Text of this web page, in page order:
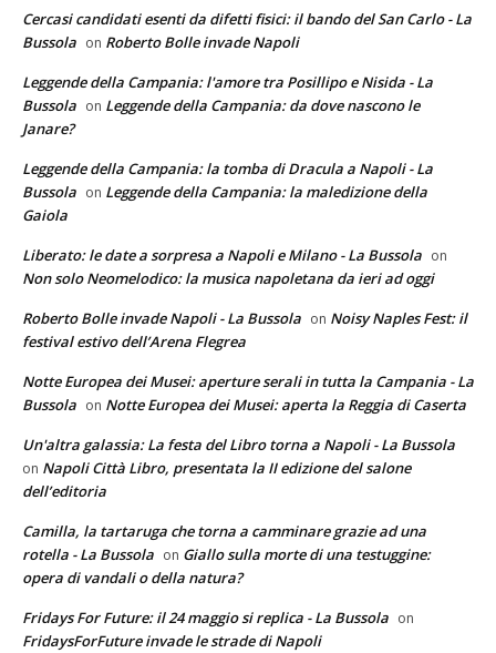
Cercasi candidati esenti da difetti fisici: il bando del San Carlo - La
Bussola on Roberto Bolle invade Napoli
Leggende della Campania: l'amore tra Posillipo e Nisida - La
Bussola on Leggende della Campania: da dove nascono le
Janare?
Leggende della Campania: la tomba di Dracula a Napoli - La
Bussola on Leggende della Campania: la maledizione della
Gaiola
Liberato: le date a sorpresa a Napoli e Milano - La Bussola on
Non solo Neomelodico: la musica napoletana da ieri ad oggi
Roberto Bolle invade Napoli - La Bussola on Noisy Naples Fest: il
festival estivo dell’Arena Flegrea
Notte Europea dei Musei: aperture serali in tutta la Campania - La
Bussola on Notte Europea dei Musei: aperta la Reggia di Caserta
Un'altra galassia: La festa del Libro torna a Napoli - La Bussola
on Napoli Città Libro, presentata la II edizione del salone
dell’editoria
Camilla, la tartaruga che torna a camminare grazie ad una
rotella - La Bussola on Giallo sulla morte di una testuggine:
opera di vandali o della natura?
Fridays For Future: il 24 maggio si replica - La Bussola on
FridaysForFuture invade le strade di Napoli